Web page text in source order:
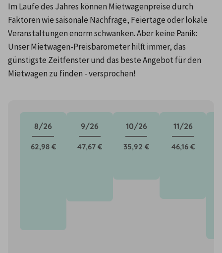
Im Laufe des Jahres können Mietwagenpreise durch
Faktoren wie saisonale Nachfrage, Feiertage oder lokale
Veranstaltungen enorm schwanken. Aber keine Panik:
Unser Mietwagen-Preisbarometer hilft immer, das
günstigste Zeitfenster und das beste Angebot für den
Mietwagen zu finden - versprochen!
8/26
62,98 €
9/26
47,67 €
10/26
35,92 €
11/26
46,16 €